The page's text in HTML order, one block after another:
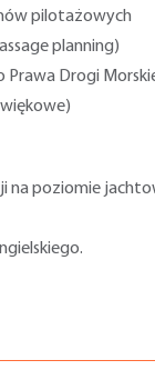
pilotażowych
planning)
Drogi
na poziomie